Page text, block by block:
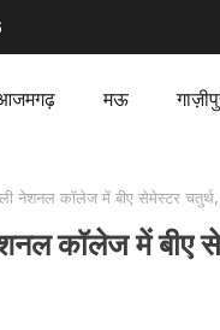
मऊ
नेशनल कॉलेज में बीए सेमेस्टर चतुर्थ,
कॉलेज में बीए